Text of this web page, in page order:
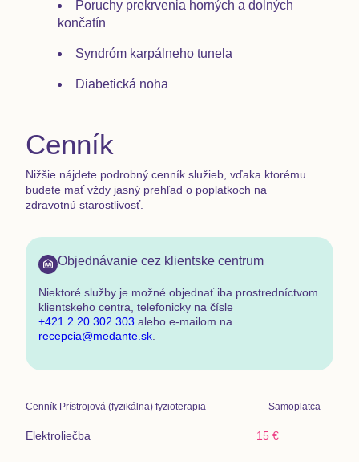
Poruchy prekrvenia horných a dolných
končatín
Syndróm karpálneho tunela
Diabetická noha
Cenník
Nižšie nájdete podrobný cenník služieb, vďaka ktorému
budete mať vždy jasný prehľad o poplatkoch na
zdravotnú starostlivosť.
Objednávanie cez klientske centrum
Niektoré služby je možné objednať iba prostredníctvom
klientskeho centra telefonicky na čísle
+421 2 20 302 303 alebo e-mailom na
recepcia@medante.sk
Cenník Prístrojová (fyzikálna) fyzioterapia Samoplatca
Elektroliečba 15 €